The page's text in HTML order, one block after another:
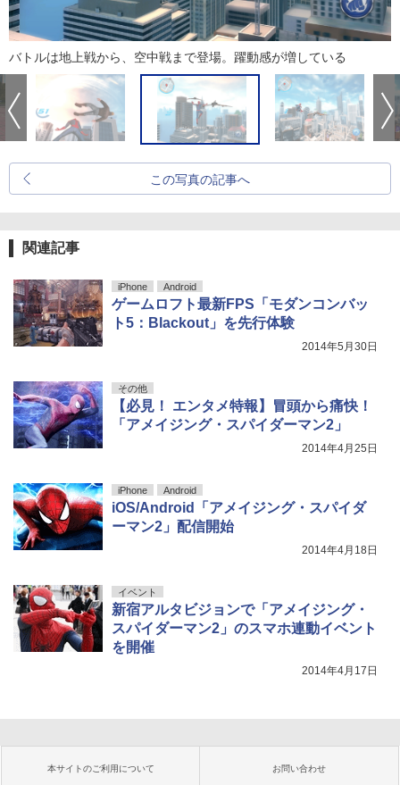
バトルは地上戦から、空中戦まで登場。躍動感が増している
この写真の記事へ
関連記事
iPhone Android
ゲームロフト最新FPS「モダンコンバッ
ト5：Blackout」を先行体験
2014年5月30日
その他
【必見！ エンタメ特報】冒頭から痛快！
「アメイジング・スパイダーマン2」
2014年4月25日
iPhone Android
iOS/Android「アメイジング・スパイダ
ーマン2」配信開始
2014年4月18日
イベント
新宿アルタビジョンで「アメイジング・
スパイダーマン2」のスマホ連動イベント
を開催
2014年4月17日
本サイトのご利用について お問い合わせ